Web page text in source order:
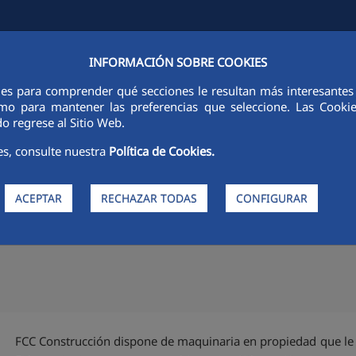
INFORMACIÓN SOBRE COOKIES
para comprender qué secciones le resultan más
para mantener las preferencias que seleccione. Las
regrese al Sitio Web.
consulte nuestra Política de Cookies.
ACEPTAR RECHAZAR TODAS CONFIGURAR
FCCCO EN EL MUNDO SOSTENIBILIDAD ÉTICA E INTEGRIDAD
túneles. Tiene en su haber más de 550 km de túneles de
FCC Construcción dispone de maquinaria en propiedad que